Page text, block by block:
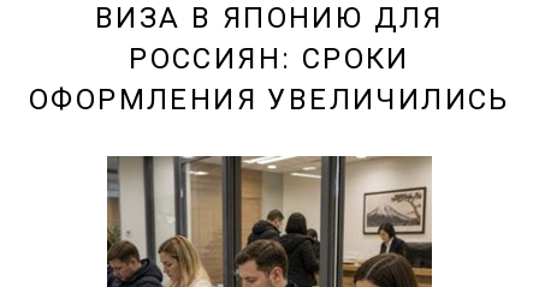
ВИЗА В ЯПОНИЮ ДЛЯ
РОССИЯН: СРОКИ
ОФОРМЛЕНИЯ УВЕЛИЧИЛИСЬ